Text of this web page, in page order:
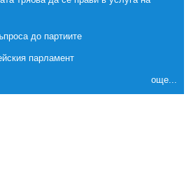
до партиите
парламент
още...